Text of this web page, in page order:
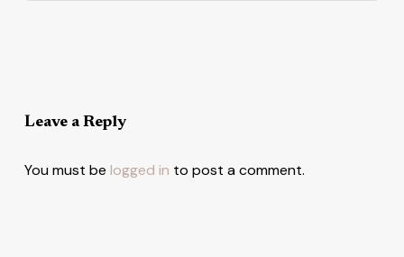
Leave a Reply
You must be logged in to post a comment.